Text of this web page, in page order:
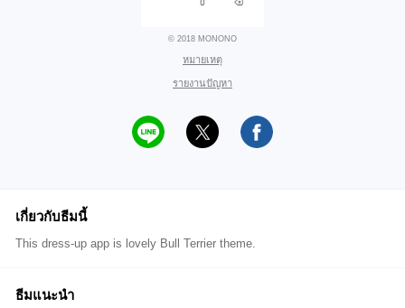
© 2018 MONONO
หมายเหตุ
รายงานปัญหา
เกี่ยวกับธีมนี้
This dress-up app is lovely Bull Terrier theme.
ธีมแนะนำ